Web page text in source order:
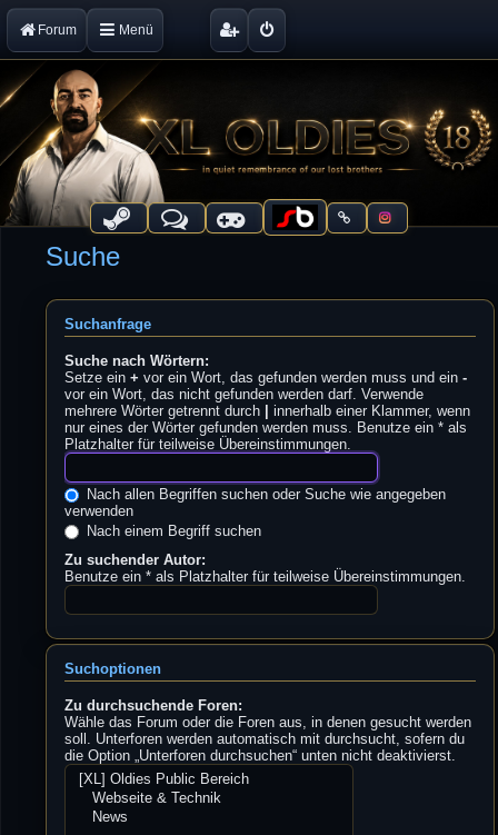
Forum Menü
Suche
Suchanfrage
Suche nach Wörtern:
Setze ein+ vor ein Wort, das gefunden werden muss und ein-
vor ein Wort, das nicht gefunden werden darf. Verwende
mehrere Wörter getrennt durch
innerhalb einer Klammer, wenn
nur eines der Wörter gefunden werden muss. Benutze ein * als
Platzhalter für teilweise Übereinstimmungen.
Nach allen Begriffen suchen oder Suche wie angegeben
verwenden
Nach einem Begriff suchen
Zu suchender Autor:
Benutze ein * als Platzhalter für teilweise Übereinstimmungen.
Suchoptionen
Zu durchsuchende Foren:
Wähle das Forum oder die Foren aus, in denen gesucht werden
soll. Unterforen werden automatisch mit durchsucht, sofern du
die Option „Unterforen durchsuchen“ unten nicht deaktivierst.